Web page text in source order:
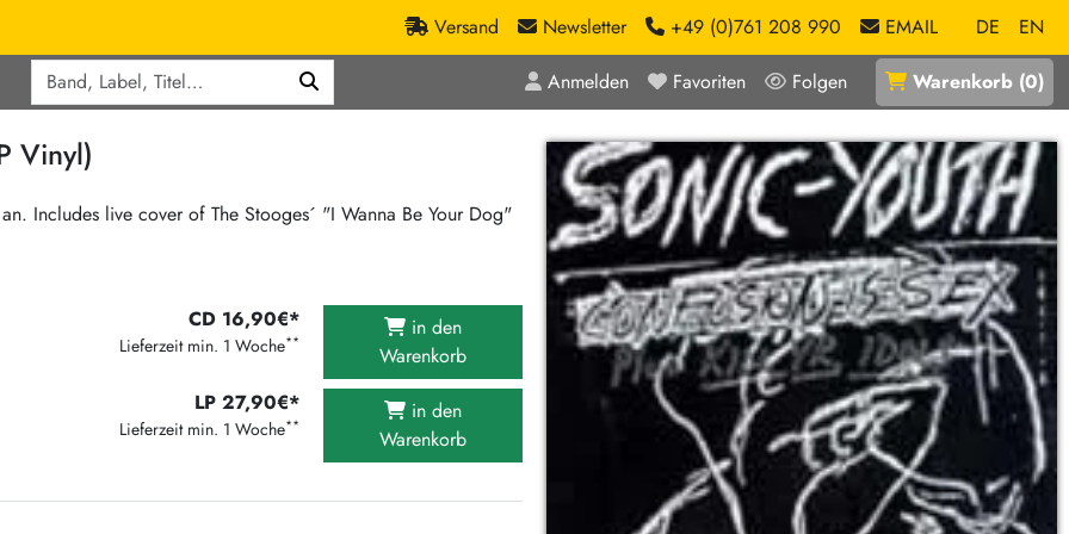
Versand Newsletter +49 (0)761 208 990 EMAIL DE
EN
/ Ambient
Crazysane Günstiger
Sunny Sunny Bastards Summer 26
Warner Rockerwochen
Universal Vinyl Günstig
International Anthem Sommer 2026
Anmelden Favoriten Folgen Warenkorb (0)
Vinyl)
Includes live cover of The Stooges´ "I Wanna Be Your Dog"
CD 16,90€*
Lieferzeit min. 1 Woche**
in den
Warenkorb
LP 27,90€*
Lieferzeit min. 1 Woche**
in den
Warenkorb